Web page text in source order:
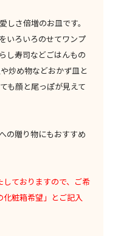
しさ倍増のお皿です。
いろいろのせてワンプ
し寿司などごはんもの
炒め物などおかず皿と
も顔と尾っぽが見えて
の贈り物にもおすすめ
ておりますので、ご希
粧箱希望」とご記入